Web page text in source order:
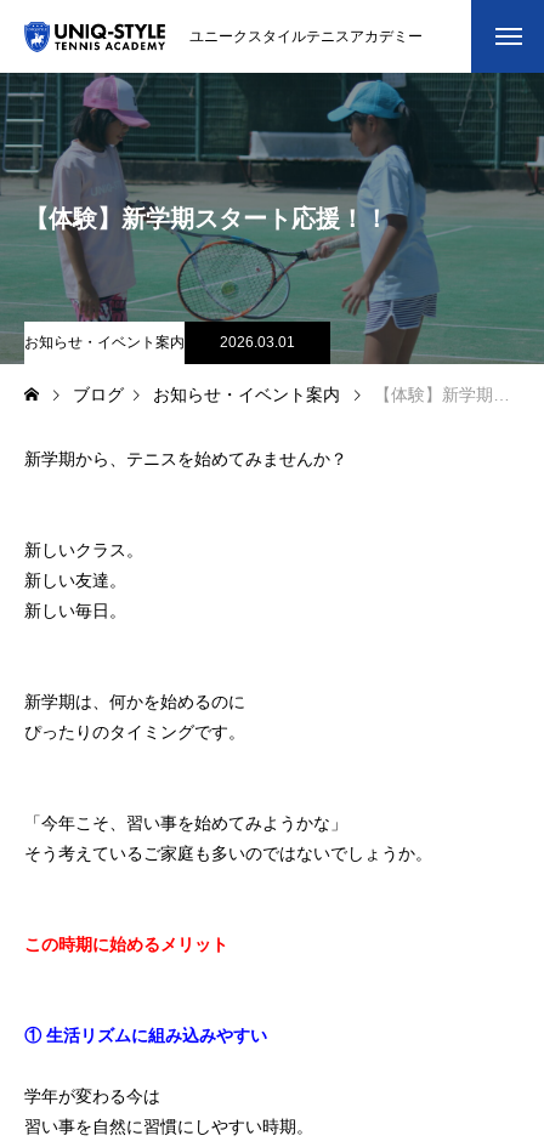
ユニークスタイルテニスアカデミー
初めての方
システム・クラス・料金
スクール紹介・コーチ紹介
大会・イベント
ブログ
アクセス
お問い合わせ
初めての方 システム・クラス・料金
【体験】新学期スタート応援！！
お知らせ・イベント案内 2026.03.01
ブログ お知らせ・イベント案内 【体験】新学期スタート応援！！
新学期から、テニスを始めてみませんか？
新しいクラス。
新しい友達。
新しい毎日。
新学期は、何かを始めるのに
ぴったりのタイミングです。
「今年こそ、習い事を始めてみようかな」
そう考えているご家庭も多いのではないでしょうか。
この時期に始めるメリット
① 生活リズムに組み込みやすい
学年が変わる今は
習い事を自然に習慣にしやすい時期。